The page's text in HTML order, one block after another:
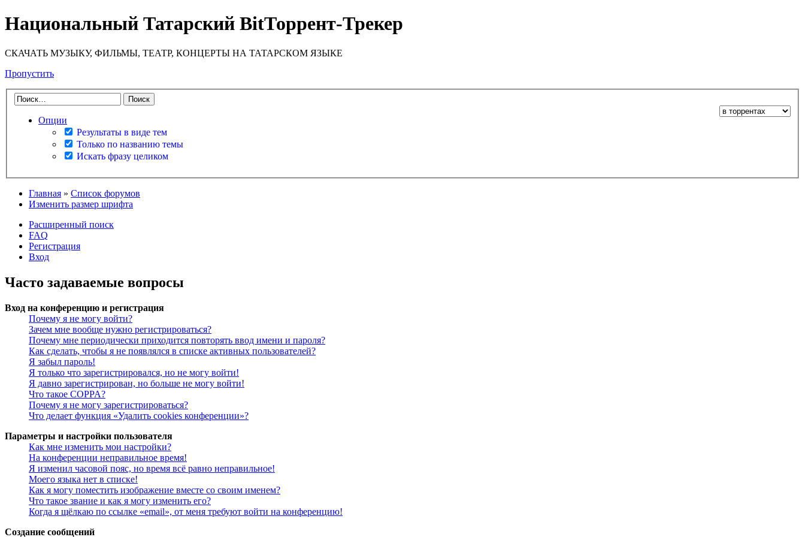
Национальный Татарский BitТоррент-Трекер
СКАЧАТЬ МУЗЫКУ, ФИЛЬМЫ, ТЕАТР, КОНЦЕРТЫ НА ТАТАРСКОМ ЯЗЫКЕ
Пропустить
Опции
Результаты в виде тем
Только по названию темы
Искать фразу целиком
Главная » Список форумов
Изменить размер шрифта
Расширенный поиск
FAQ
Регистрация
Вход
Часто задаваемые вопросы
Вход на конференцию и регистрация
Почему я не могу войти?
Зачем мне вообще нужно регистрироваться?
Почему мне периодически приходится повторять ввод имени и пароля?
Как сделать, чтобы я не появлялся в списке активных пользователей?
Я забыл пароль!
Я только что зарегистрировался, но не могу войти!
Я давно зарегистрирован, но больше не могу войти!
Что такое COPPA?
Почему я не могу зарегистрироваться?
Что делает функция «Удалить cookies конференции»?
Параметры и настройки пользователя
Как мне изменить мои настройки?
На конференции неправильное время!
Я изменил часовой пояс, но время всё равно неправильное!
Моего языка нет в списке!
Как я могу поместить изображение вместе со своим именем?
Что такое звание и как я могу изменить его?
Когда я щёлкаю по ссылке «email», от меня требуют войти на конференцию!
Создание сообщений